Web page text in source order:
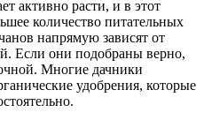
активно расти, и в этот
количество питательных
напрямую зависят от
Если они подобраны верно,
Многие дачники
удобрения, которые